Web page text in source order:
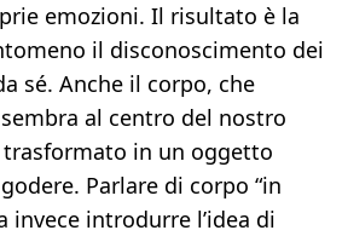
emozioni. Il risultato è la
il disconoscimento dei
sé. Anche il corpo, che
al centro del nostro
in un oggetto
Parlare di corpo “in
invece introdurre l’idea di